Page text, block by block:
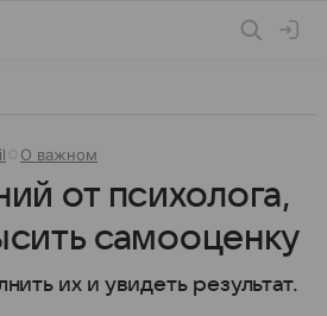
О важном
от психолога,
самооценку
их и увидеть результат.